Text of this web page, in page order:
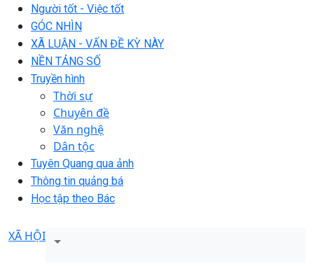
Người tốt - Việc tốt
GÓC NHÌN
XÃ LUẬN - VẤN ĐỀ KỲ NÀY
NỀN TẢNG SỐ
Truyền hình
Thời sự
Chuyên đề
Văn nghệ
Dân tộc
Tuyên Quang qua ảnh
Thông tin quảng bá
Học tập theo Bác
XÃ HỘI